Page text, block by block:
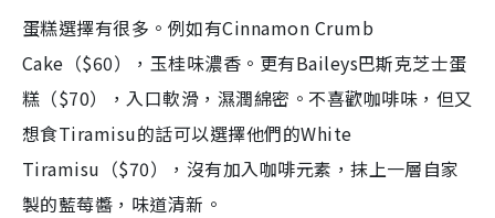
蛋糕選擇有很多。例如有Cinnamon Crumb
Cake（$60），玉桂味濃香。更有Baileys巴斯克芝士蛋
糕（$70），入口軟滑，濕潤綿密。不喜歡咖啡味，但又
想食Tiramisu的話可以選擇他們的White
Tiramisu（$70），沒有加入咖啡元素，抹上一層自家
製的藍莓醬，味道清新。